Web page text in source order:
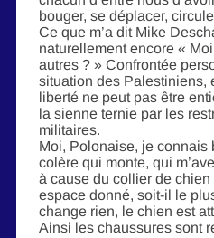
bouger, se déplacer,
Ce que m’a dit Mike
naturellement encore «
autres ? » Confrontée
situation des Palestiniens,
liberté ne peut pas être
la sienne ternie par les
militaires.
Moi, Polonaise, je connais
colère qui monte, qui
à cause du collier de chien
espace donné, soit-il le
change rien, le chien est
Ainsi les chaussures sont